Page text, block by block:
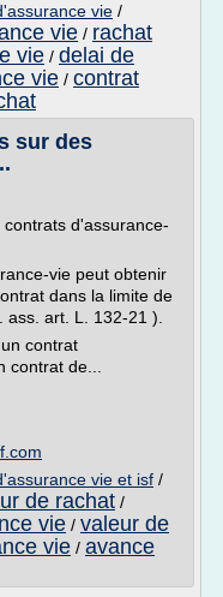
vie /
vie / rachat
vie / delai de
vie / contrat
sur des
d'assurance-
vie peut obtenir
dans la limite de
art. L. 132-21 ).
contrat
de...
vie et isf /
de rachat /
vie / valeur de
vie / avance